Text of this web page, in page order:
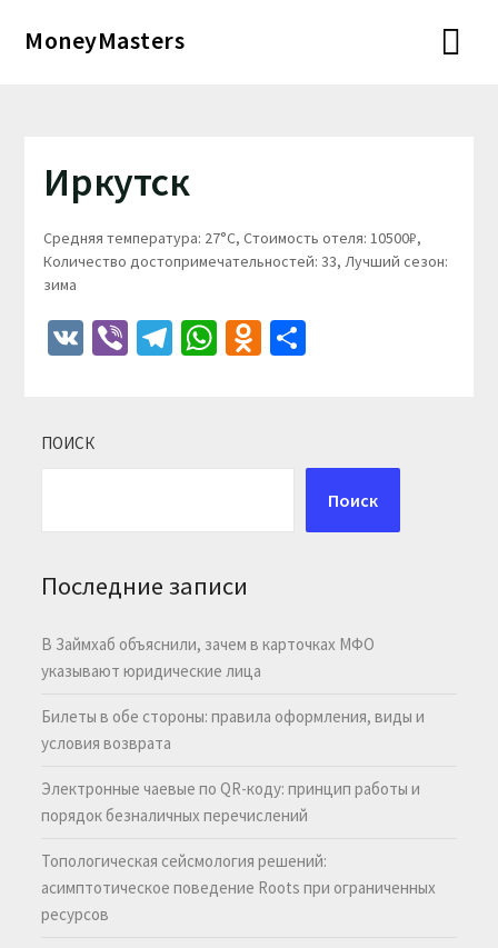
MoneyMasters
Иркутск
Средняя температура: 27°C, Стоимость отеля: 10500₽,
Количество достопримечательностей: 33, Лучший сезон:
зима
VKViberTelegram
WhatsApp
Odnoklassniki
Отправить
ПОИСК
Поиск
Последние записи
В Займхаб объяснили, зачем в карточках МФО
указывают юридические лица
Билеты в обе стороны: правила оформления, виды и
условия возврата
Электронные чаевые по QR-коду: принцип работы и
порядок безналичных перечислений
Топологическая сейсмология решений:
асимптотическое поведение Roots при ограниченных
ресурсов